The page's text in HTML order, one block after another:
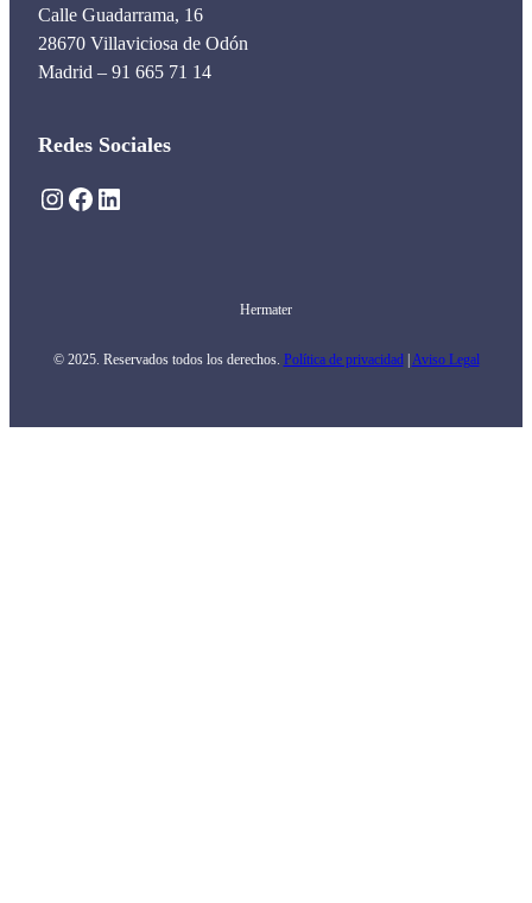
Calle Guadarrama, 16
28670 Villaviciosa de Odón
Madrid – 91 665 71 14
Redes Sociales
Instagram Facebook LinkedIn
Hermater
© 2025. Reservados todos los derechos. Política de privacidad| Aviso Legal